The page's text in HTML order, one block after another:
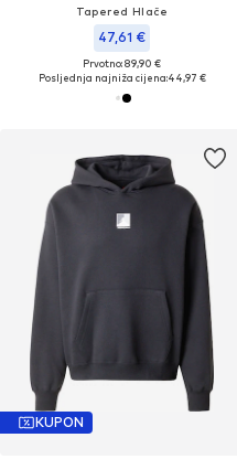
Tapered Hlače
47,61 €
Prvotno: 89,90 €
Posljednja najniža cijena:44,97 €
KUPON